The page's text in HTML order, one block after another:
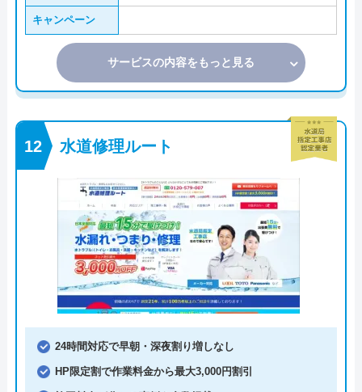
キャンペーン
サービスの内容をもっと見る
水道修理ルート
24時間対応で早朝・深夜割り増しなし
HP限定割で作業料金から最大3,000円割引